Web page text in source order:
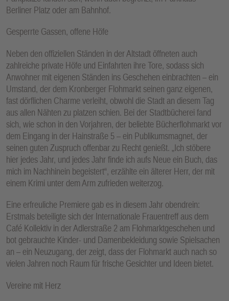
Berliner Platz oder am Bahnhof.
Gesperrte Gassen, offene Höfe
Neben den offiziellen Ständen in der Altstadt öffneten auch
zahlreiche private Höfe und Einfahrten ihre Tore, sodass sich
Anwohner mit eigenen Ständen ins Geschehen einbrachten – ein
Umstand, der dem Kronberger Flohmarkt seinen ganz eigenen,
fast dörflichen Charme verleiht, obwohl die Stadt an diesem Tag
aus allen Nähten zu platzen schien. Bei der Stadtbücherei fand
sich, wie schon in den Vorjahren, der beliebte Bücherflohmarkt vor
dem Eingang in der Hainstraße 5 – ein Publikumsmagnet, der
seinen guten Zuspruch offenbar zu Recht genießt. „Ich stöbere
hier jedes Jahr, und jedes Jahr finde ich aufs Neue ein Buch, das
mich im Nachhinein begeistert“, erzählte ein älterer Herr, der mit
einem Krimi unter dem Arm zufrieden weiterzog.
Eine erfreuliche Premiere gab es in diesem Jahr obendrein:
Erstmals beteiligte sich der Internationale Frauentreff aus dem
Café Kollektiv in der Adlerstraße 2 am Flohmarktgeschehen und
bot gebrauchte Kinder- und Damenbekleidung sowie Spielsachen
an – ein Neuzugang, der zeigt, dass der Flohmarkt auch nach so
vielen Jahren noch Raum für frische Gesichter und Ideen bietet.
Vereine mit Herz